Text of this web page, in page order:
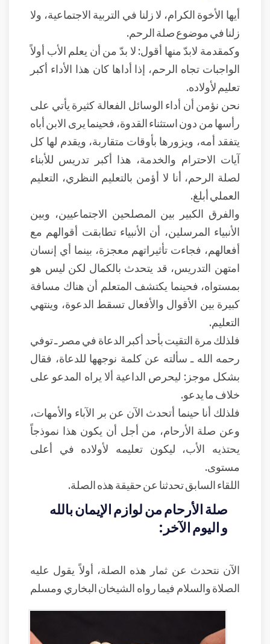
أيها الأخوة الكرام، لا زلنا في التربية الاجتماعية، ولا
زلنا في موضوع صلة الرحم.
وكمقدمة لابدّ منها أقول: لا بدّ من أن يعلم الأب أولاً
الواجبات تجاه الرحم، إذا أداها كان هذا الأداء أكبر
تعليم لأولاده.
نحن نؤمن أن أداء الوسائل الفعالة كثيرة يأتي على
رأسها من دون استثناء القدوة، فحينما يرى الابن أباه
يتفقد أمه، ويزورها بأوقات متقاربة، ويقدم لها كل
آيات الاحترام والخدمة، هذا أكبر تدريس للأبناء
لصلة الرحم، أنا لا أؤمن بالتعليم النظري، التعليم
العملي أبلغ.
والفرق الكبير بين المصلحين الاجتماعيين، وبين
الأنبياء المرسلين، أن الأنبياء تطابقت أقوالهم مع
أفعالهم، فجاءت تأثيراتهم معجزة، بينما أي إنسان
امتهن التدريس، قد يتحدث بالكمال لكن ليس هو
بمستواه، فحينما يكتشف المتعلم أن هناك مسافة
كبيرة بين الأقوال والأفعال تسقط الدعوة، وينتهي
التعليم.
فلذلك مرة التقيت بأحد أكبر الدعاة في مصر ـ توفي
رحمه الله ـ سألته عن كلمة نوجهها للدعاة، فقال
بشكل موجز: ليحرص الداعية ألا يراه المدعو على
خلاف ما يدعو.
فلذلك أنا حينما أتحدث الآن عن بر الآباء والأمهات،
وعن صلة الأرحام، من أجل أن يكون هذا نموذجاً
يحتذيه الأب، ليكون تعليمه لأولاده في أعلى
مستوى.
اللقاء السابق تحدثنا عن حقيقة هذه الصلة.
صلة الأرحام من لوازم الإيمان بالله
و اليوم الآخر:
الآن نتحدث عن ثمار هذه الصلة، أولاً يقول عليه
الصلاة والسلام فيما رواه الشيخان البخاري ومسلم